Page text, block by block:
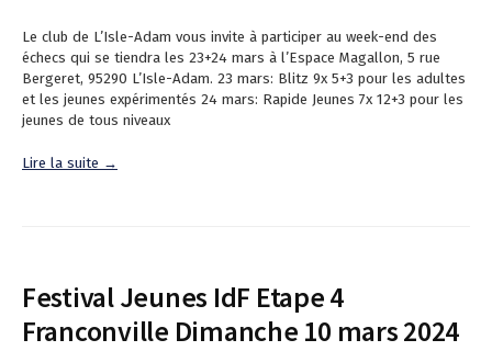
Le club de L’Isle-Adam vous invite à participer au week-end des
échecs qui se tiendra les 23+24 mars à l’Espace Magallon, 5 rue
Bergeret, 95290 L’Isle-Adam. 23 mars: Blitz 9x 5+3 pour les adultes
et les jeunes expérimentés 24 mars: Rapide Jeunes 7x 12+3 pour les
jeunes de tous niveaux
Lire la suite →
Festival Jeunes IdF Etape 4
Franconville Dimanche 10 mars 2024